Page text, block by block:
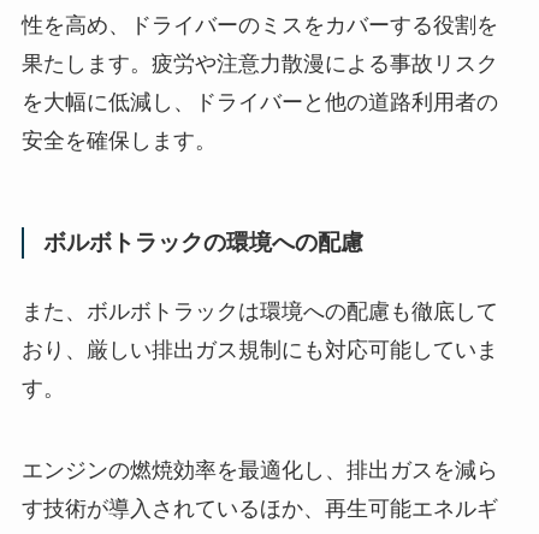
性を高め、ドライバーのミスをカバーする役割を
果たします。疲労や注意力散漫による事故リスク
を大幅に低減し、ドライバーと他の道路利用者の
安全を確保します。
ボルボトラックの環境への配慮
また、ボルボトラックは環境への配慮も徹底して
おり、厳しい排出ガス規制にも対応可能していま
す。
エンジンの燃焼効率を最適化し、排出ガスを減ら
す技術が導入されているほか、再生可能エネルギ